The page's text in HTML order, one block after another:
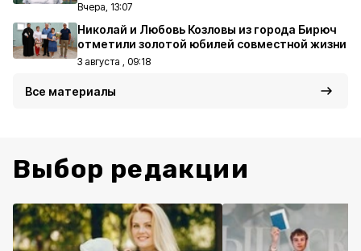
Вчера, 13:07
Николай и Любовь Козловы из города Бирюч
отметили золотой юбилей совместной жизни
3 августа , 09:18
Все материалы
Выбор редакции